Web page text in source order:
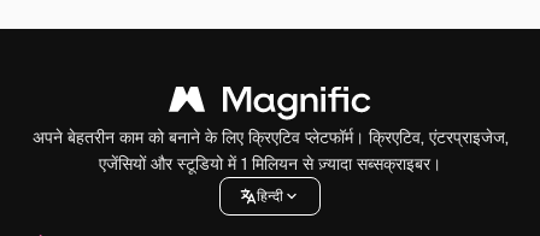
अपने बेहतरीन काम को बनाने के लिए क्रिएटिव प्लेटफॉर्म। क्रिएटिव, एंटरप्राइजेज,
एजेंसियों और स्टूडियो में 1 मिलियन से ज़्यादा सब्सक्राइबर।
हिन्दी